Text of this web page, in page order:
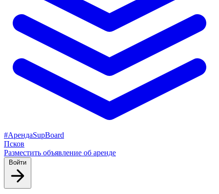
#АрендаSupBoard
Псков
Разместить объявление об аренде
Войти